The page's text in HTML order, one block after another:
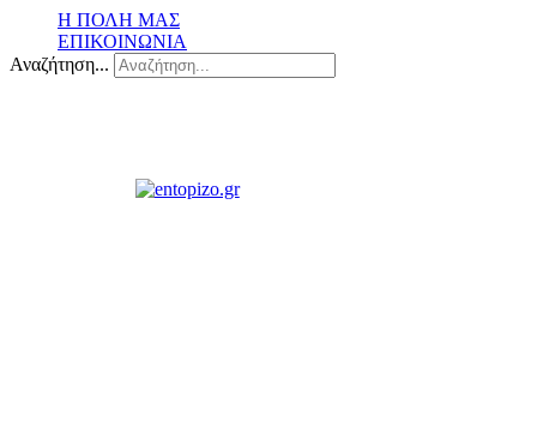
Η ΠΟΛΗ ΜΑΣ
ΕΠΙΚΟΙΝΩΝΙΑ
Αναζήτηση...